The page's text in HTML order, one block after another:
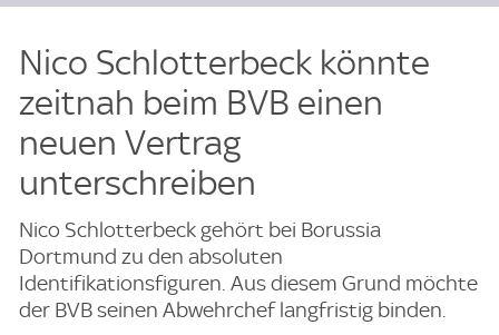
Nico Schlotterbeck könnte
zeitnah beim BVB einen
neuen Vertrag
unterschreiben
Nico Schlotterbeck gehört bei Borussia
Dortmund zu den absoluten
Identifikationsfiguren. Aus diesem Grund möchte
der BVB seinen Abwehrchef langfristig binden.